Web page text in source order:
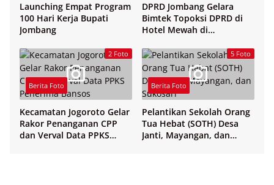
Launching Empat Program
100 Hari Kerja Bupati
Jombang
DPRD Jombang Gelara
Bimtek Topoksi DPRD di
Hotel Mewah di
2 Foto
Berita Foto
Kecamatan Jogoroto Gelar
Rakor Penanganan CPP
dan Verval Data PPKS
5 Foto
Berita Foto
Pelantikan Sekolah Orang
Tua Hebat (SOTH) Desa
Janti, Mayangan, dan